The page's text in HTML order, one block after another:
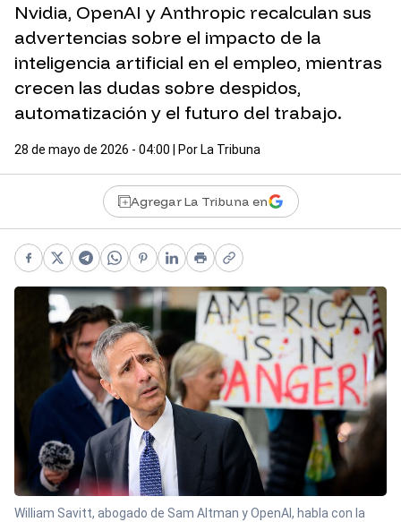
Nvidia, OpenAI y Anthropic recalculan sus
advertencias sobre el impacto de la
inteligencia artificial en el empleo, mientras
crecen las dudas sobre despidos,
automatización y el futuro del trabajo.
28 de mayo de 2026 - 04:00 | Por La Tribuna
Agregar La Tribuna en
Facebook
X Telegram
WhatsApp
Pinterest
LinkedIn
PrintCopy link
William Savitt, abogado de Sam Altman y OpenAI, habla con la